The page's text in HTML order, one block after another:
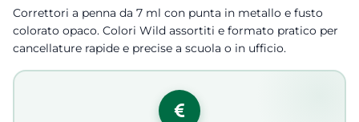
Correttori a penna da 7 ml con punta in metallo e fusto
colorato opaco. Colori Wild assortiti e formato pratico per
cancellature rapide e precise a scuola o in ufficio.